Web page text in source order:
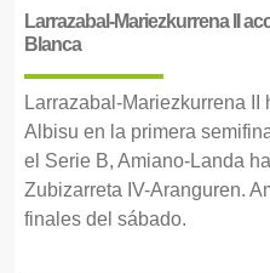
Larrazabal-Mariezkurrena II
Blanca
Larrazabal-Mariezkurrena
Albisu en la primera
el Serie B, Amiano-Landa
Zubizarreta IV-Aranguren.
finales del sábado.